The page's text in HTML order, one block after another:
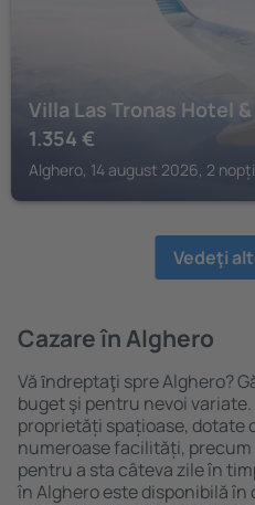
Villa Las Tronas Hotel &
1.354 €
Alghero, 14 august 2026, 2 nopți
Vedeţi
Cazare în Alghero
Vă ȋndreptaţi spre Alghero?
buget şi pentru nevoi
proprietăți spațioase, dotate
numeroase facilități,
pentru a sta câteva zile în
în Alghero este disponibilă